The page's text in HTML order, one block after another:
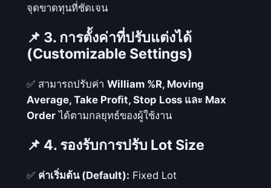
ที่
ว
ม
า
ร
วิ
ค
า
จุดขาดทุนที่ชัดเจน
📌 3. การตั้งค่าที่ปรับแต่งได้
(Customizable Settings)
✅ สามารถปรับค่า William %R, Moving
Average, Take Profit, Stop Loss และ Max
Orderได้ตามกลยุทธ์ของผู้ใช้งาน
📌 4. รองรับการปรับ Lot Size
✅ ค่าเริ่มต้น (Default): Fixed Lot